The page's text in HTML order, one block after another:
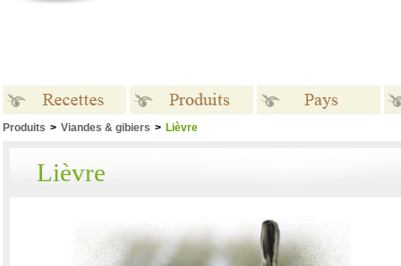
Produits > Viandes & gibiers > Lièvre
Lièvre